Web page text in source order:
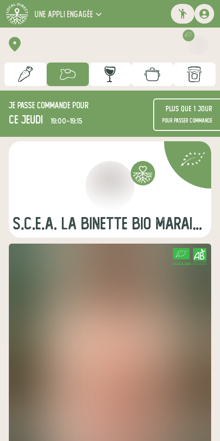
une appli engagée
Je passe commande pour
ce jeudi 19:00-19:15
Plus que 1 jour
pour passer commande
s.c.e.a. la binette bio maraichage
CERTIFIÉ PAR FR-BIO-01
AGRICULTURE FRANCE